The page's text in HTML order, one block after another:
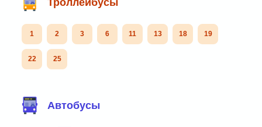
1 2 3 6 11 13 18 19
22 25
Автобусы